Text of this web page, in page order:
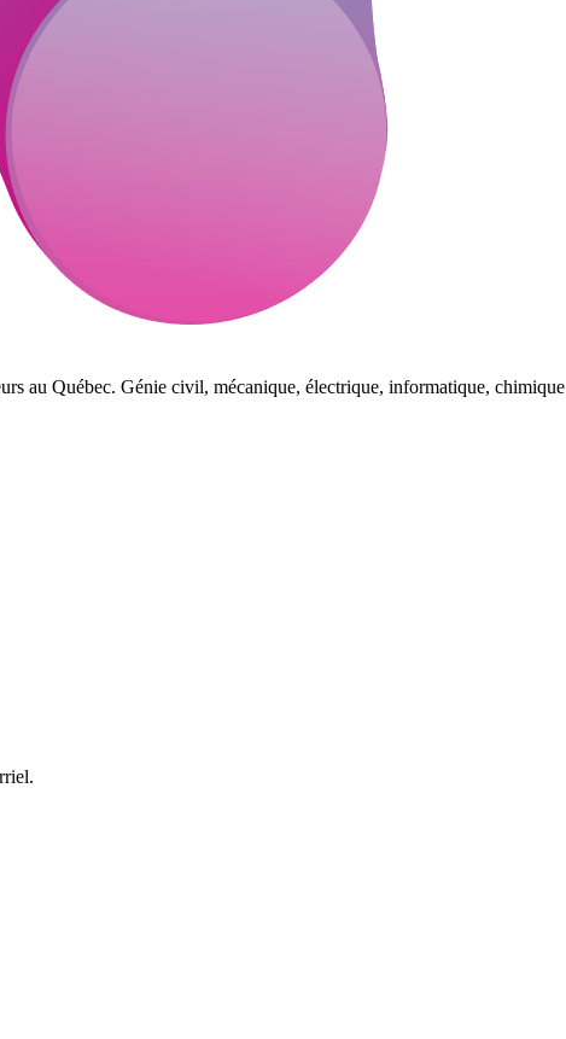
au Québec. Génie civil, mécanique, électrique, informatique,